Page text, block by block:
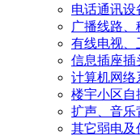
电话通讯设
广播线路
有线电视、
信息插座插
计算机网络
楼宇小区自
扩声、音乐
其它弱电及